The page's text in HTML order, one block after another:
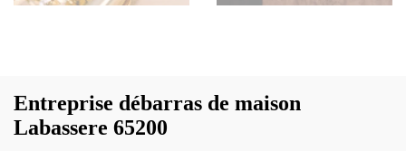
Entreprise débarras de maison
Labassere 65200